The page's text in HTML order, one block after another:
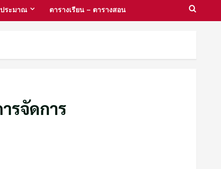
ประมาณ ตารางเรียน – ตารางสอน
รจัดการ